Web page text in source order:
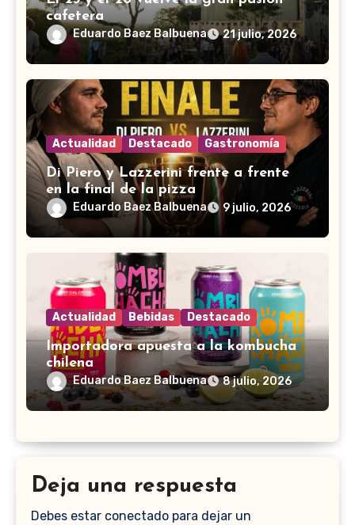
cafetera
Eduardo Baez Balbuena 21 julio, 2026
Actualidad Destacado Gastronomía
Di Piero y Lazzerini frente a frente
en la final de la pizza
Eduardo Baez Balbuena 9 julio, 2026
Actualidad Bebidas Destacado
Importadora apuesta a la kombucha
chilena
Eduardo Baez Balbuena 8 julio, 2026
Deja una respuesta
Debes estar conectado para dejar un